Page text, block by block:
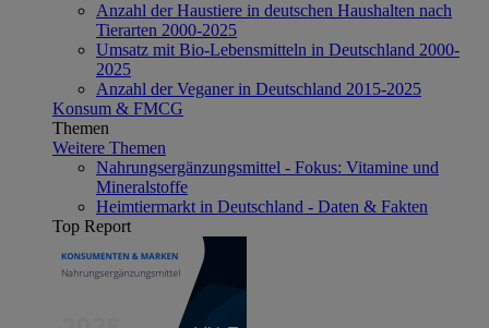
Anzahl der Haustiere in deutschen Haushalten nach
Tierarten 2000-2025
Umsatz mit Bio-Lebensmitteln in Deutschland 2000-
2025
Anzahl der Veganer in Deutschland 2015-2025
Konsum & FMCG
Themen
Weitere Themen
Nahrungsergänzungsmittel - Fokus: Vitamine und
Mineralstoffe
Heimtiermarkt in Deutschland - Daten & Fakten
Top Report